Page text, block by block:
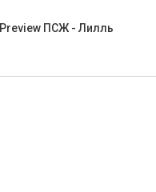
Preview ПСЖ - Лилль